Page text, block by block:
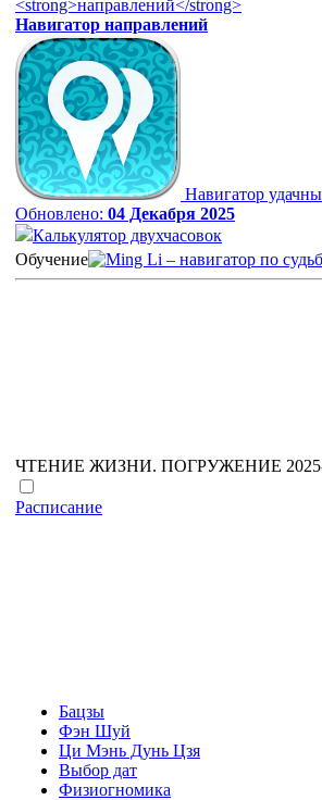
Навигатор направлений
Навигатор
Обновлено: 04 Декабря 2025
Калькулятор двухчасовок
Обучение
ЧТЕНИЕ ЖИЗНИ. ПОГРУЖЕНИЕ 2025-
Расписание
Бацзы
Фэн Шуй
Ци Мэнь Дунь Цзя
Выбор дат
Физиогномика